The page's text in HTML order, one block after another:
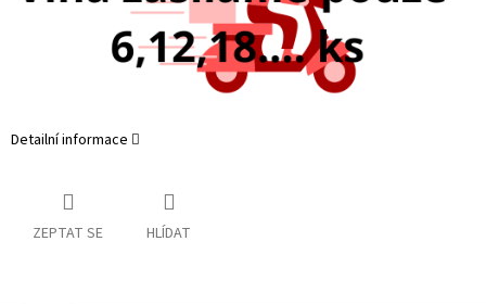
Detailní informace
ZEPTAT SE HLÍDAT